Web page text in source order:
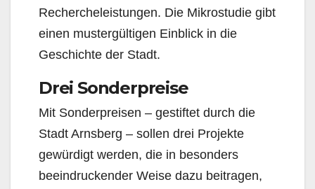
Rechercheleistungen. Die Mikrostudie gibt
einen mustergültigen Einblick in die
Geschichte der Stadt.
Drei Sonderpreise
Mit Sonderpreisen – gestiftet durch die
Stadt Arnsberg – sollen drei Projekte
gewürdigt werden, die in besonders
beeindruckender Weise dazu beitragen,